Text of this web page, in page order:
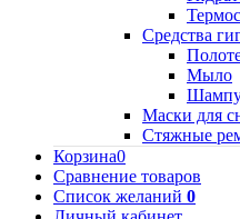
Средства
Мыло
Маски для
Стяжные
Корзина0
Сравнение товаров
Список желаний 0